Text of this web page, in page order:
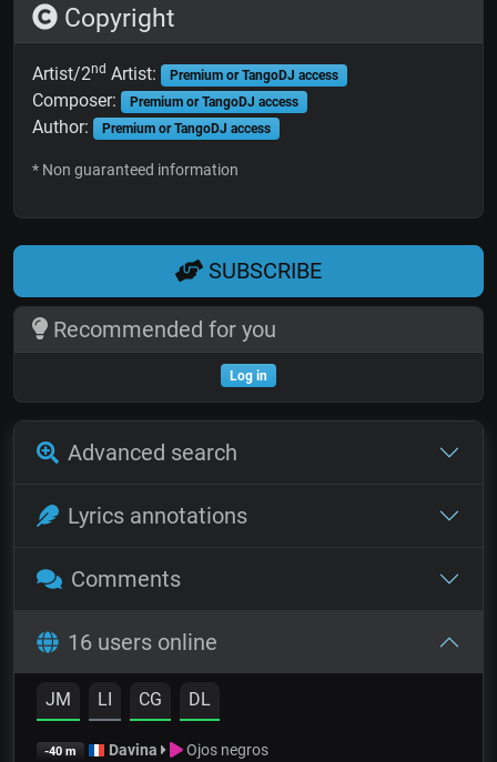
Copyright
Artist/2nd Artist: Premium or TangoDJ access
Composer: Premium or TangoDJ access
Author: Premium or TangoDJ access
* Non guaranteed information
SUBSCRIBE
Recommended for you
Log in
Advanced search
Lyrics annotations
Comments
16 users online
JM LI CG DL
-40 m Davina Ojos negros